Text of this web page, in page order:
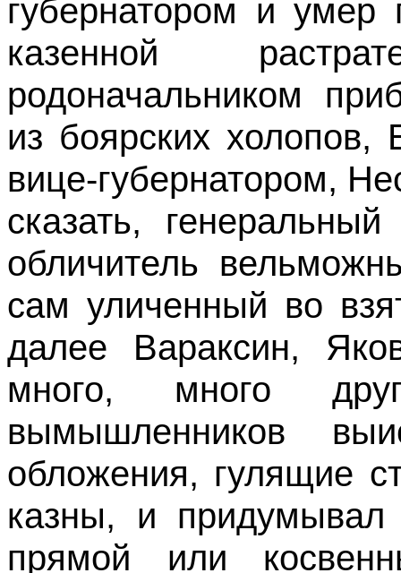
губернатором и
казенной
родоначальником
из боярских
вице-губернатором,
сказать,
обличитель
сам уличенный во
далее Вараксин,
много, много
вымышленников
обложения, гулящие
казны, и придумывал
прямой или